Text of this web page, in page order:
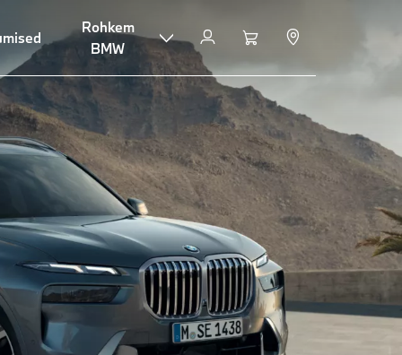
Rohkem
BMW
Küsi pakkumist